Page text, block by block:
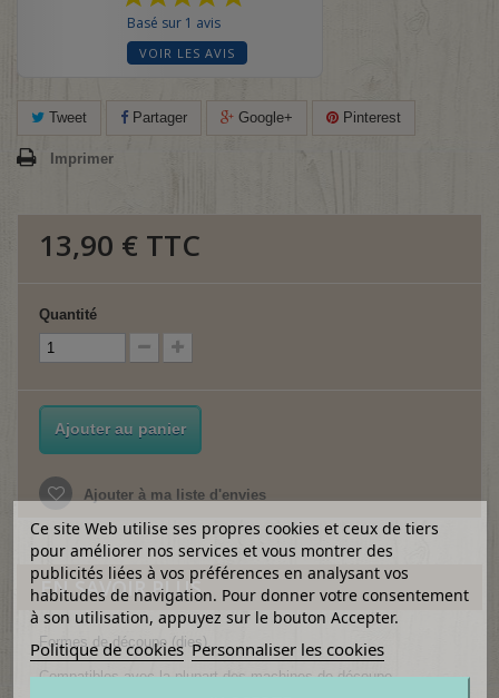
Basé sur 1 avis
VOIR LES AVIS
Tweet Partager Google+ Pinterest
Imprimer
13,90 € TTC
Quantité
Ajouter au panier
Ajouter à ma liste d'envies
EN SAVOIR PLUS
Formes de découpe (dies).
Compatibles avec la plupart des machines de découpe.
Ce site Web utilise ses propres cookies et ceux de tiers
pour améliorer nos services et vous montrer des
publicités liées à vos préférences en analysant vos
habitudes de navigation. Pour donner votre consentement
à son utilisation, appuyez sur le bouton Accepter.
Politique de cookies Personnaliser les cookies